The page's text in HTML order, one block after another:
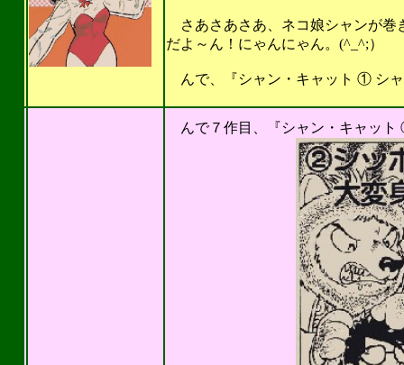
さあさあさあ、ネコ娘シャンが巻
だよ～ん！にゃんにゃん。(^_^;）
んで、『シャン・キャット ① シ
んで７作目、『シャン・キャット